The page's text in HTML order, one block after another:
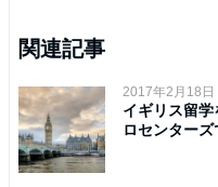
関連記事
2017年2月18日
イギリス留
ロセンターズ